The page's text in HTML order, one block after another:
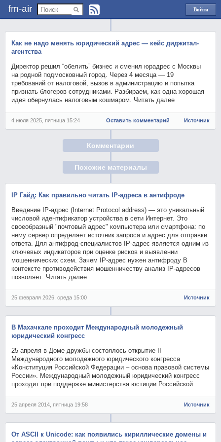
fm-air
Войти
через
Как не надо менять юридический адрес — кейс диджитал-
агентства
Директор решил “обелить” бизнес и сменил юрадрес с Москвы
на родной подмосковный город. Через 4 месяца — 19
требований от налоговой, вызов в администрацию и попытка
признать блогеров сотрудниками. Разбираем, как одна хорошая
идея обернулась налоговым кошмаром. Читать далее
4 июля 2025, пятница 15:24 Оставить комментарий Источник
Комментарии
Похожие материалы
IP Гайд: Как правильно читать IP-адреса в антифроде
Введение IP-адрес (Internet Protocol address) — это уникальный
числовой идентификатор устройства в сети Интернет. Это
своеобразный "почтовый адрес" компьютера или смартфона: по
нему сервер определяет источник запроса и адрес для отправки
ответа. Для антифрод-специалистов IP-адрес является одним из
ключевых индикаторов при оценке рисков и выявлении
мошеннических схем. Зачем IP-адрес нужен антифроду В
контексте противодействия мошенничеству анализ IP-адресов
позволяет: Читать далее
25 февраля 2026, среда 15:00 Источник
В Махачкале проходит Международный молодежный
юридический конгресс
25 апреля в Доме дружбы состоялось открытие II
Международного молодежного юридического конгресса
«Конституция Российской Федерации – основа правовой системы
России». Международный молодежный юридический конгресс
проходит при поддержке министерства юстиции Российской…
25 апреля 2014, пятница 19:58 Источник
От ASCII к Unicode: как появились кириллические домены и